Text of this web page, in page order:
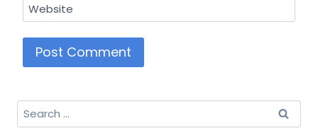
Website
Search
for: